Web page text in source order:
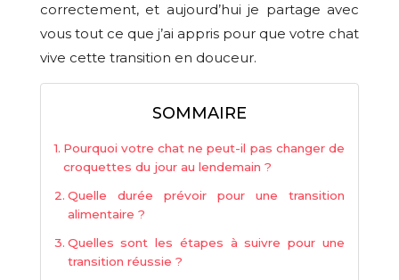
correctement, et aujourd’hui je partage avec
vous tout ce que j’ai appris pour que votre chat
vive cette transition en douceur.
SOMMAIRE
Pourquoi votre chat ne peut-il pas changer de
croquettes du jour au lendemain ?
Quelle durée prévoir pour une transition
alimentaire ?
Quelles sont les étapes à suivre pour une
transition réussie ?